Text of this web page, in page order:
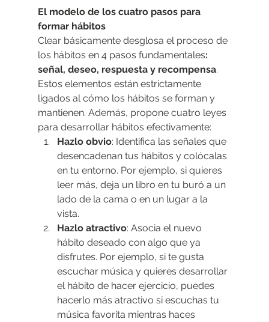
El modelo de los cuatro pasos para
formar hábitos
Clear básicamente desglosa el proceso de
los hábitos en 4 pasos fundamentales:
señal, deseo, respuesta y recompensa.
Estos elementos están estrictamente
ligados al cómo los hábitos se forman y
mantienen. Además, propone cuatro leyes
para desarrollar hábitos efectivamente:
Hazlo obvio: Identifica las señales que
desencadenan tus hábitos y colócalas
en tu entorno. Por ejemplo, si quieres
leer más, deja un libro en tu buró a un
lado de la cama o en un lugar a la
vista.
Hazlo atractivo: Asocia el nuevo
hábito deseado con algo que ya
disfrutes. Por ejemplo, si te gusta
escuchar música y quieres desarrollar
el hábito de hacer ejercicio, puedes
hacerlo más atractivo si escuchas tu
música favorita mientras haces